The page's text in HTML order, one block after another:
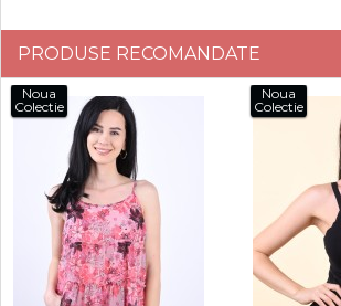
PRODUSE RECOMANDATE
Noua
Colectie
Noua
Colectie